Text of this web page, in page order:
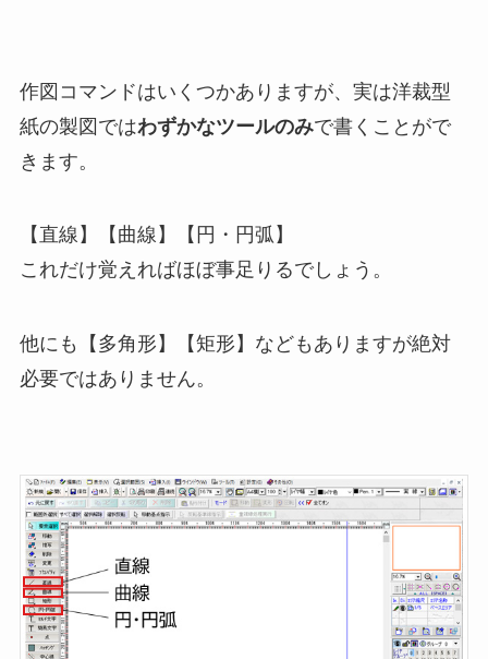
作図コマンドはいくつかありますが、実は洋裁型
紙の製図ではわずかなツールのみで書くことがで
きます。
【直線】【曲線】【円・円弧】
これだけ覚えればほぼ事足りるでしょう。
他にも【多角形】【矩形】などもありますが絶対
必要ではありません。